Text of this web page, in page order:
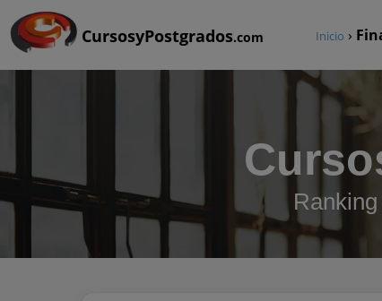
CursosyPostgrados.com Inicio ›